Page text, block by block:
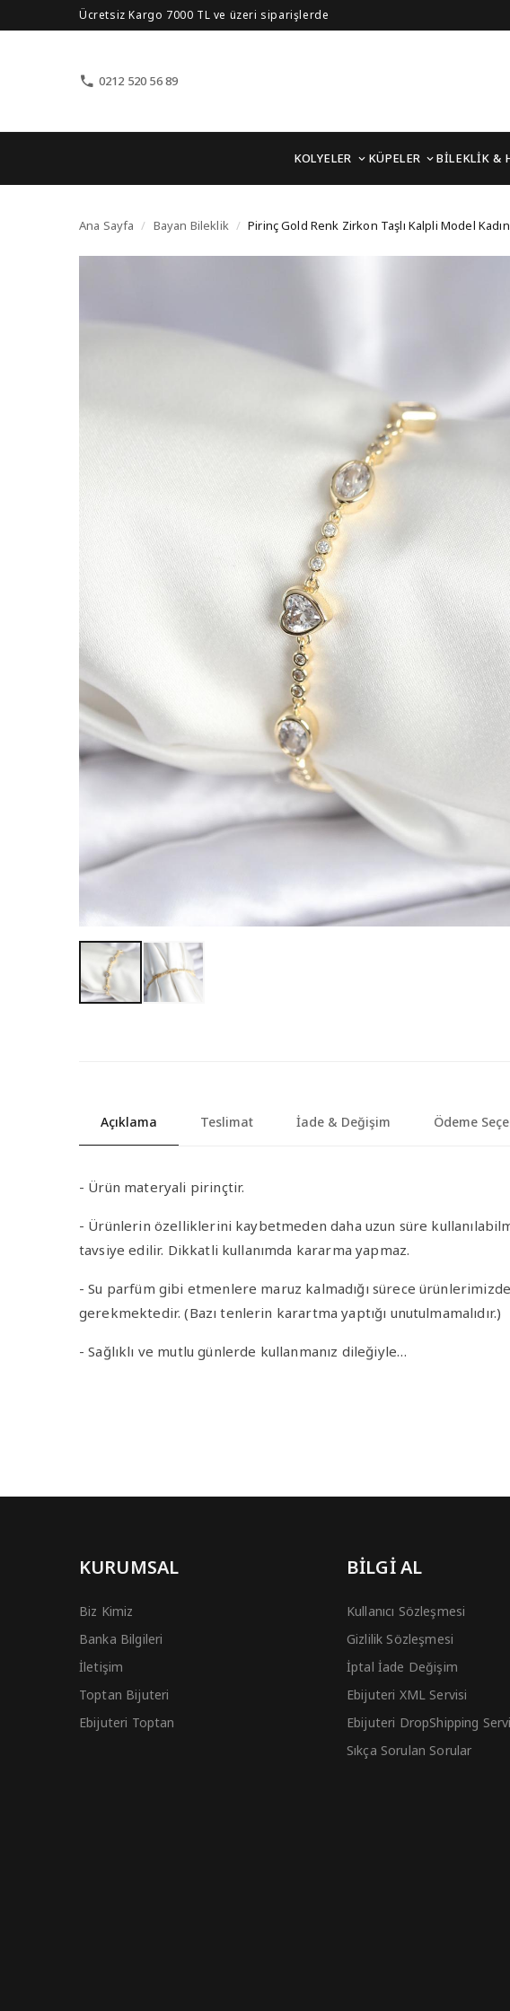
Ücretsiz Kargo 7000 TL ve üzeri siparişlerde
0212 520 56 89
KOLYELER KÜPELER BİLEKLİK &
Pirinç Gold Renk Zirkon
Ana Sayfa / Bayan Bileklik / Pirinç Gold Renk Zirkon Taşlı Kalpli Model
Açıklama Teslimat İade & Değişim Ödeme
- Ürün materyali pirinçtir.
- Ürünlerin özelliklerini kaybetmeden daha uzun süre
tavsiye edilir. Dikkatli kullanımda kararma yapmaz.
- Su parfüm gibi etmenlere maruz kalmadığı sürece
gerekmektedir. (Bazı tenlerin karartma yaptığı unutulmamalıdır.)
- Sağlıklı ve mutlu günlerde kullanmanız dileğiyle…
KURUMSAL
Biz Kimiz
Banka Bilgileri
İletişim
Toptan Bijuteri
Ebijuteri Toptan
BİLGİ AL
Kullanıcı Sözleşmesi
Gizlilik Sözleşmesi
İptal İade Değişim
Ebijuteri XML Servisi
Ebijuteri DropShipping
Sıkça Sorulan Sorular